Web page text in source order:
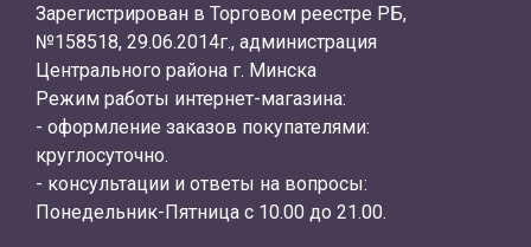
Зарегистрирован в Торговом реестре РБ,
№158518, 29.06.2014г., администрация
Центрального района г. Минска
Режим работы интернет-магазина:
- оформление заказов покупателями:
круглосуточно.
- консультации и ответы на вопросы:
Понедельник-Пятница с 10.00 до 21.00.